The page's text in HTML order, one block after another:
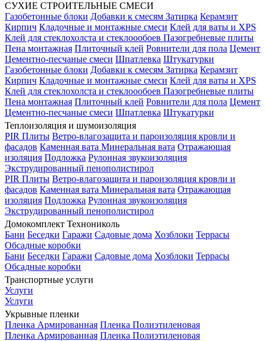
СУХИЕ СТРОИТЕЛЬНЫЕ СМЕСИ
Газобетонные блоки Добавки к смесям Затирка Керамзит
Кирпич Кладочные и монтажные смеси Клей для ваты и XPS
Клей для стеклохолста и стеклоообоев Пазогребневые плиты
Пена монтажная Плиточный клей Ровнители для пола Цемент
Цементно-песчаные смеси Шпатлевка Штукатурки
Газобетонные блоки Добавки к смесям Затирка Керамзит
Кирпич Кладочные и монтажные смеси Клей для ваты и XPS
Клей для стеклохолста и стеклоообоев Пазогребневые плиты
Пена монтажная Плиточный клей Ровнители для пола Цемент
Цементно-песчаные смеси Шпатлевка Штукатурки
Теплоизоляция и шумоизоляция
PIR Плиты Ветро-влагозащита и пароизоляция кровли и
фасадов Каменная вата Минеральная вата Отражающая
изоляция Подложка Рулонная звукоизоляция
Экструдированный пенополистирол
PIR Плиты Ветро-влагозащита и пароизоляция кровли и
фасадов Каменная вата Минеральная вата Отражающая
изоляция Подложка Рулонная звукоизоляция
Экструдированный пенополистирол
Домокомплект Технониколь
Бани Беседки Гаражи Садовые дома Хозблоки Террасы
Обсадные коробки
Бани Беседки Гаражи Садовые дома Хозблоки Террасы
Обсадные коробки
Транспортные услуги
Услуги
Услуги
Укрывные пленки
Пленка Армированная Пленка Полиэтиленовая
Пленка Армированная Пленка Полиэтиленовая